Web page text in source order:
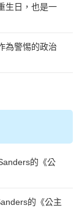
生日，也是一
為警惕的政治
的《公
的《公主